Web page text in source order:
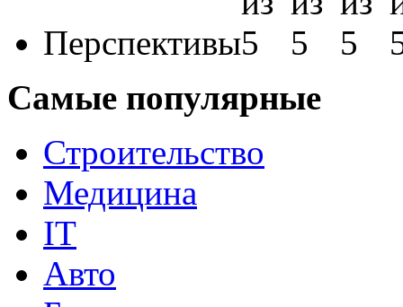
Перспективы
Самые популярные
Строительство
Медицина
IT
Авто